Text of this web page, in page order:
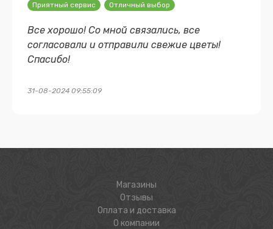
Приятный сервис
Отличный выбор
Все хорошо! Со мной связались, все
согласовали и отправили свежие цветы!
Спасибо!
31-08-2024 09:55:09
Магазины
Отзывы
Оплата и доставка
О компании